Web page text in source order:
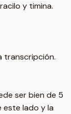
y timina.
transcripción.
ser bien de 5
este lado y la